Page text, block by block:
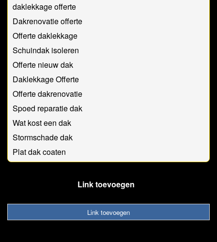
daklekkage offerte
Dakrenovatie offerte
Offerte daklekkage
Schuindak isoleren
Offerte nieuw dak
Daklekkage Offerte
Offerte dakrenovatie
Spoed reparatie dak
Wat kost een dak
Stormschade dak
Plat dak coaten
Link toevoegen
Link toevoegen